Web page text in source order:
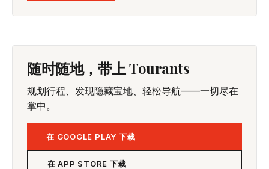
随时随地，带上 Tourants
规划行程、发现隐藏宝地、轻松导航——一切尽在
掌中。
在 GOOGLE PLAY 下载
在 APP STORE 下载